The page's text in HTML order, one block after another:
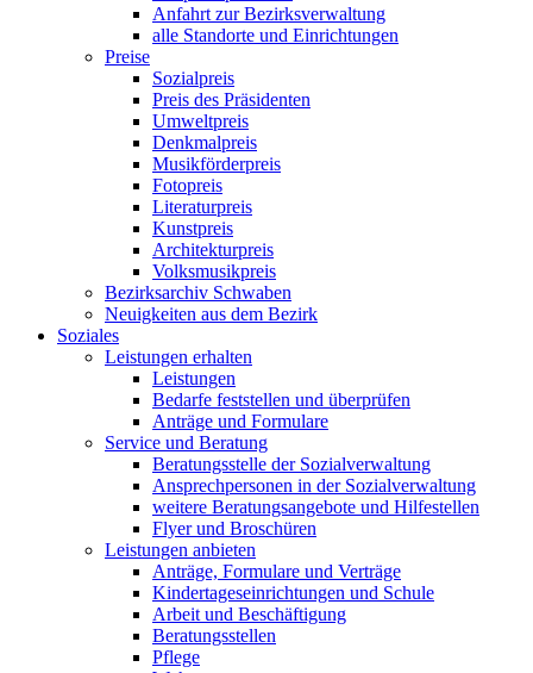
Anfahrt zur Bezirksverwaltung
alle Standorte und Einrichtungen
Preise
Sozialpreis
Preis des Präsidenten
Umweltpreis
Denkmalpreis
Musikförderpreis
Fotopreis
Literaturpreis
Kunstpreis
Architekturpreis
Volksmusikpreis
Bezirksarchiv Schwaben
Neuigkeiten aus dem Bezirk
Soziales
Leistungen erhalten
Leistungen
Bedarfe feststellen und überprüfen
Anträge und Formulare
Service und Beratung
Beratungsstelle der Sozialverwaltung
Ansprechpersonen in der Sozialverwaltung
weitere Beratungsangebote und Hilfestellen
Flyer und Broschüren
Leistungen anbieten
Anträge, Formulare und Verträge
Kindertageseinrichtungen und Schule
Arbeit und Beschäftigung
Beratungsstellen
Pflege